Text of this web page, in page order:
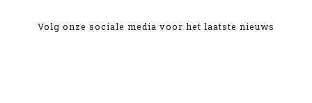
Volg onze sociale media voor het laatste nieuws